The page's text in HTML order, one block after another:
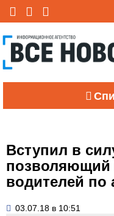
Вступил в
водителей по
03.07.18 в 10:51